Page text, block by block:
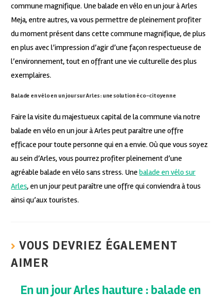
commune magnifique. Une balade en vélo en un jour à Arles
Meja, entre autres, va vous permettre de pleinement profiter
du moment présent dans cette commune magnifique, de plus
en plus avec l’impression d’agir d’une façon respectueuse de
l’environnement, tout en offrant une vie culturelle des plus
exemplaires.
Balade en vélo en un jour sur Arles : une solution éco-citoyenne
Faire la visite du majestueux capital de la commune via notre
balade en vélo en un jour à Arles peut paraître une offre
efficace pour toute personne qui en a envie. Où que vous soyez
au sein d’Arles, vous pourrez profiter pleinement d’une
agréable balade en vélo sans stress. Unebalade en vélo sur
Arles, en un jour peut paraître une offre qui conviendra à tous
ainsi qu’aux touristes.
VOUS DEVRIEZ ÉGALEMENT
AIMER
En un jour Arles hauture : balade en